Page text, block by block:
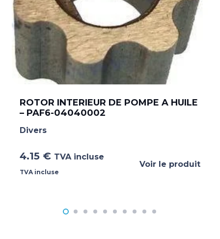
ROTOR INTERIEUR DE POMPE A HUILE
– PAF6-04040002
Divers
4.15 € TVA incluse
TVA incluse
Voir le produit